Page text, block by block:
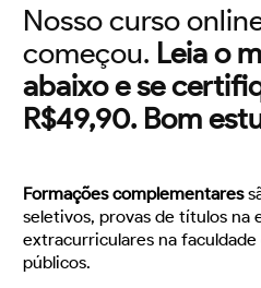
Nosso curso
começou. Leia o
abaixo e se
R$49,90. Bom
Formações complementares
seletivos, provas de títulos na
extracurriculares na
públicos.